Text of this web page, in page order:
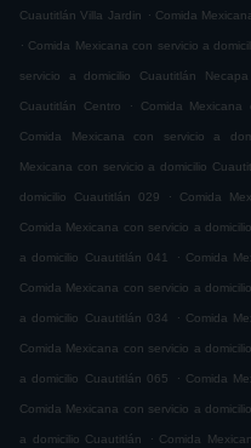
Cuautitlán Villa Jardin . Comida
. Comida Mexicana con servicio a
servicio a domicilio Cuautitlán Necapa
Cuautitlán Centro . Comida
Comida Mexicana con servicio a
Mexicana con servicio a domicilio
domicilio Cuautitlán 029 . Comida
Comida Mexicana con servicio a
a domicilio Cuautitlán 041 . Comida
Comida Mexicana con servicio a
a domicilio Cuautitlán 034 . Comida
Comida Mexicana con servicio a
a domicilio Cuautitlán 065 . Comida
Comida Mexicana con servicio a
a domicilio Cuautitlán . Comida